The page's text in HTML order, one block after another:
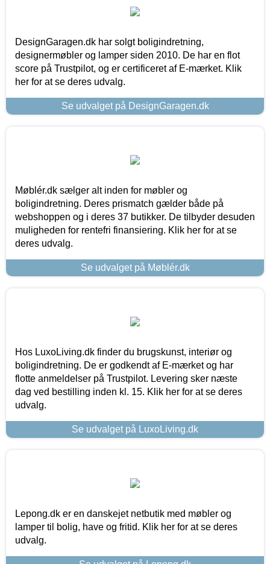
DesignGaragen.dk har solgt boligindretning,
designermøbler og lamper siden 2010. De har en flot
score på Trustpilot, og er certificeret af E-mærket. Klik
her for at se deres udvalg.
Se udvalget på DesignGaragen.dk
Møblér.dk sælger alt inden for møbler og
boligindretning. Deres prismatch gælder både på
webshoppen og i deres 37 butikker. De tilbyder desuden
muligheden for rentefri finansiering. Klik her for at se
deres udvalg.
Se udvalget på Møblér.dk
Hos LuxoLiving.dk finder du brugskunst, interiør og
boligindretning. De er godkendt af E-mærket og har
flotte anmeldelser på Trustpilot. Levering sker næste
dag ved bestilling inden kl. 15. Klik her for at se deres
udvalg.
Se udvalget på LuxoLiving.dk
Lepong.dk er en danskejet netbutik med møbler og
lamper til bolig, have og fritid. Klik her for at se deres
udvalg.